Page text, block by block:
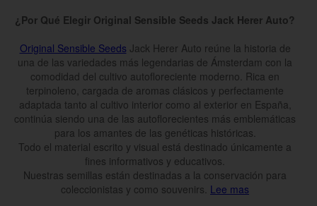
¿Por Qué Elegir Original Sensible Seeds Jack Herer Auto?
Original Sensible Seeds Jack Herer Auto reúne la historia de
una de las variedades más legendarias de Ámsterdam con la
comodidad del cultivo autofloreciente moderno. Rica en
terpinoleno, cargada de aromas clásicos y perfectamente
adaptada tanto al cultivo interior como al exterior en España,
continúa siendo una de las autoflorecientes más emblemáticas
para los amantes de las genéticas históricas.
Todo el material escrito y visual está destinado únicamente a
fines informativos y educativos.
Nuestras semillas están destinadas a la conservación para
coleccionistas y como souvenirs. Lee mas